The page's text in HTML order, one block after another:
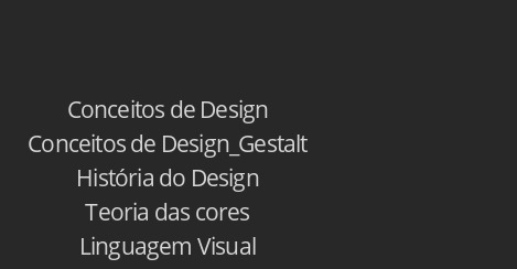
Conceitos de Design
Conceitos de Design_Gestalt
História do Design
Teoria das cores
Linguagem Visual